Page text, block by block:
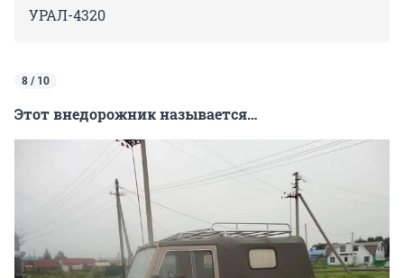
УРАЛ-4320
8 / 10
Этот внедорожник называется…